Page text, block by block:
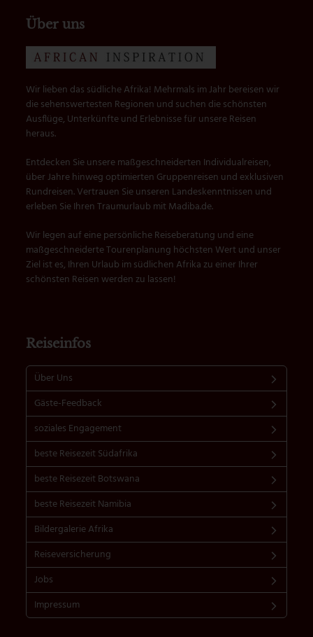
Über uns
Wir lieben das südliche Afrika! Mehrmals im Jahr bereisen wir
die sehenswertesten Regionen und suchen die schönsten
Ausflüge, Unterkünfte und Erlebnisse für unsere Reisen
heraus.
Entdecken Sie unsere maßgeschneiderten Individualreisen,
über Jahre hinweg optimierten Gruppenreisen und exklusiven
Rundreisen. Vertrauen Sie unseren Landeskenntnissen und
erleben Sie Ihren Traumurlaub mit Madiba.de.
Wir legen auf eine persönliche Reiseberatung und eine
maßgeschneiderte Tourenplanung höchsten Wert und unser
Ziel ist es, Ihren Urlaub im südlichen Afrika zu einer Ihrer
schönsten Reisen werden zu lassen!
Reiseinfos
Über Uns
Gäste-Feedback
soziales Engagement
beste Reisezeit Südafrika
beste Reisezeit Botswana
beste Reisezeit Namibia
Bildergalerie Afrika
Reiseversicherung
Jobs
Impressum